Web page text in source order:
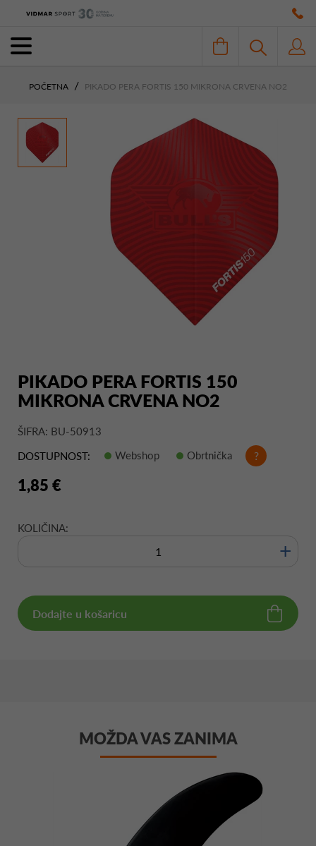
POČETNA PIKADO PERA FORTIS 150 MIKRONA CRVENA NO2
PIKADO PERA FORTIS 150
MIKRONA CRVENA NO2
ŠIFRA: BU-50913
DOSTUPNOST:
Webshop Obrtnička ?
1,85 €
KOLIČINA:
+
Dodajte u košaricu
MOŽDA VAS ZANIMA